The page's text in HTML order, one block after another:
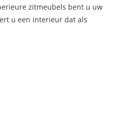
zitmeubels bent u uw
u een interieur dat als